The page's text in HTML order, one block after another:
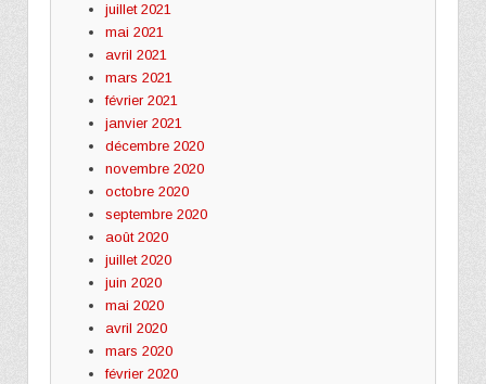
juillet 2021
mai 2021
avril 2021
mars 2021
février 2021
janvier 2021
décembre 2020
novembre 2020
octobre 2020
septembre 2020
août 2020
juillet 2020
juin 2020
mai 2020
avril 2020
mars 2020
février 2020